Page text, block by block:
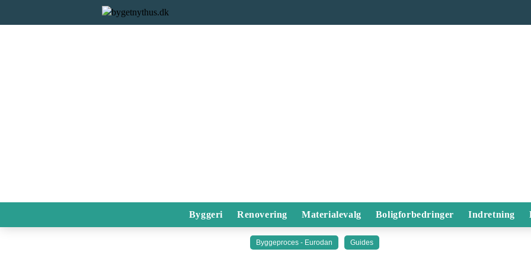
Byggeri Renovering Materialevalg Boligforbedringer Indretning
Byggeproces - Eurodan Guides